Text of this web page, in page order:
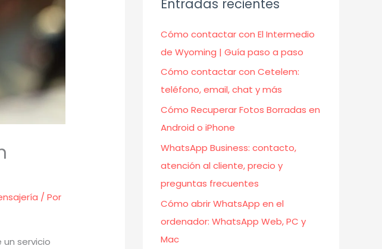
/ Por
un servicio
Entradas recientes
Cómo contactar con El Intermedio
de Wyoming | Guía paso a paso
Cómo contactar con Cetelem:
teléfono, email, chat y más
Cómo Recuperar Fotos Borradas en
Android o iPhone
WhatsApp Business: contacto,
atención al cliente, precio y
preguntas frecuentes
Cómo abrir WhatsApp en el
ordenador: WhatsApp Web, PC y
Mac